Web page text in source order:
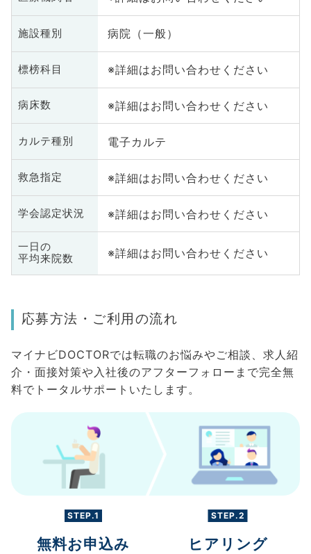
施設種別 病院（一般）
標榜科目 ※詳細はお問い合わせください
病床数 ※詳細はお問い合わせください
カルテ種別 電子カルテ
救急指定 ※詳細はお問い合わせください
学会認定状況 ※詳細はお問い合わせください
一日の
平均来院数
※詳細はお問い合わせください
応募方法・ご利用の流れ
マイナビDOCTORでは転職のお悩みやご相談、求人紹
介・面接対策や入社後のアフターフォローまで完全無
料でトータルサポートいたします。
STEP.1
無料お申込み
STEP.2
ヒアリング